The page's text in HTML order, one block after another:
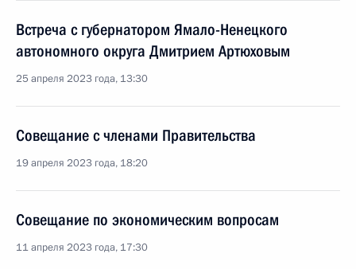
Встреча с губернатором Ямало-Ненецкого
автономного округа Дмитрием Артюховым
25 апреля 2023 года, 13:30
Совещание с членами Правительства
19 апреля 2023 года, 18:20
Совещание по экономическим вопросам
11 апреля 2023 года, 17:30